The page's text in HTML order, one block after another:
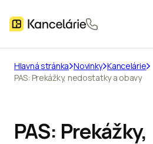
Hlavná stránka Novinky Kancelárie
PAS: Prekážky, nedostatky a obavy
PAS: Prekážky,